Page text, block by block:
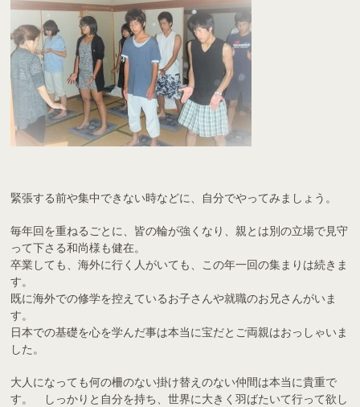
緊張する前や集中できない時などに、自分でやってみましょう。
毎年回を重ねるごとに、皆の輪が強くなり、親とは別の立場で見守
って下さる和尚様も健在。
卒業しても、海外に行く人がいても、この年一回の集まりは続きま
す。
既に海外での修学を控えているお子さんや就職のお兄さんがいま
す。
日本での基礎を心を学んだ事は本当に宝だとご両親はおっしゃいま
した。
大人になっても何の柵のない掛け替えのない仲間は本当に貴重で
す。 しっかりと自分を持ち、世界に大きく羽ばたいて行って欲し